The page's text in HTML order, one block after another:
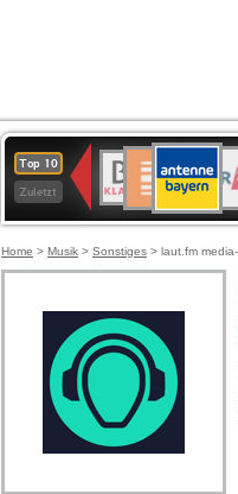
Top 10
Zuletzt
80er
90er
OLDIE
ANTENNE
SWR3
WDR
4
BR-
KLASSIK
Deutschlandfunk
KulturBAYERN
2
NDR
2
Home > Musik > Sonstiges > laut.fm